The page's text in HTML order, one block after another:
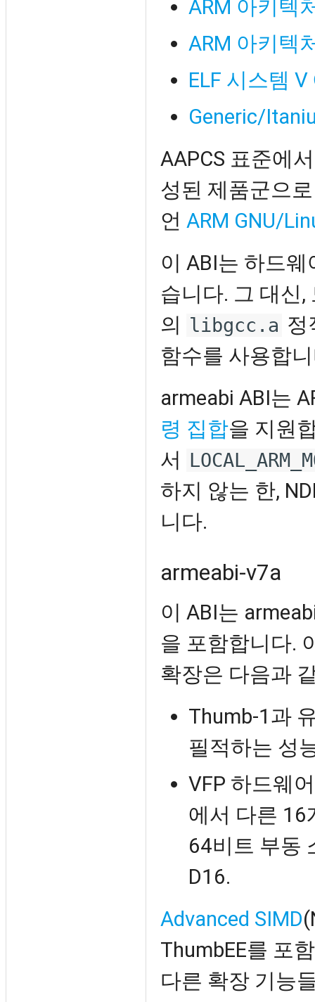
ARM 아키텍
ARM 아키텍
ELF 시스템
Generic/
AAPCS 표준에
성된 제품군으
언 ARM GNU/
이 ABI는 하드
습니다. 그 대신
의
libgcc.a 정
함수를 사용합
armeabi ABI는
령 집합을 지원
서
하지 않는 한,
니다.
armeabi-v7a
이 ABI는
을 포함합니다.
확장은 다음과
Thumb-1과
필적하는 성
VFP 하드웨
에서 다른 16
64비트 부동
D16.
Advanced SIMD
ThumbEE를 포
다른 확장 기능